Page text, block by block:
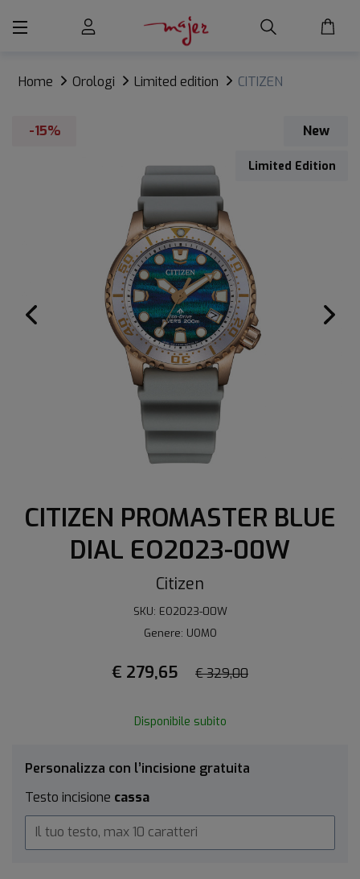
Home Orologi Limited edition
CITIZEN
-15%
New
Limited Edition
CITIZEN PROMASTER BLUE
DIAL EO2023-00W
Citizen
SKU: EO2023-00W
Genere: UOMO
€ 279,65 € 329,00
Disponibile subito
Personalizza con l’incisione gratuita
Testo incisione cassa